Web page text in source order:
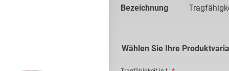
Bezeichnung
Wählen Sie Ihre